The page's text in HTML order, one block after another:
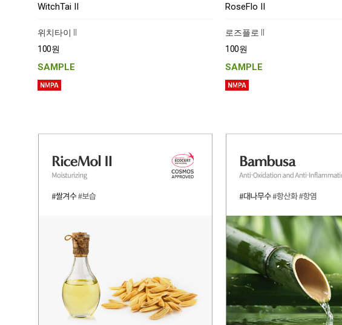
WitchTai II
위치타이 II
100원
SAMPLE
RoseFlo II
로즈플로 II
100원
SAMPLE